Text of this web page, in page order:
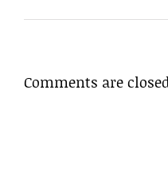
Comments are